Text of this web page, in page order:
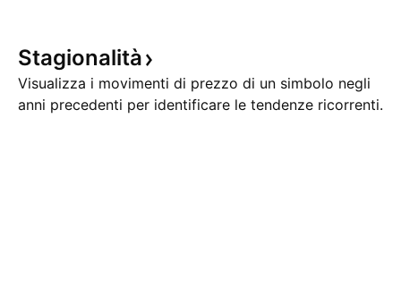
Stagionalità
Visualizza i movimenti di prezzo di un simbolo negli
anni precedenti per identificare le tendenze ricorrenti.